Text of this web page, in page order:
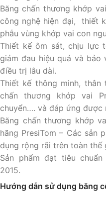
Băng chấn thương khớp
công nghệ hiện đại, thiết
phẫu vùng khớp vai con
Thiết kế ôm sát, chịu lực
giảm đau hiệu quả và
điều trị lâu dài.
Thiết kế thông minh,
chấn thương khớp vai
chuyển…. và đáp ứng được
Băng chấn thương khớp
hãng PresiTom – Các sản
dụng rộng rãi trên toàn thế
Sản phẩm đạt tiêu chuẩn
2015.
Hướng dẫn sử dụng băng